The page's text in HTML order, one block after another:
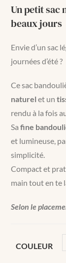
Un petit sac
beaux jours
Envie d’un sac
journées d’été ?
Ce sac
naturel et un
rendu à la fois
Safine
et lumineuse,
simplicité.
Compact et
main tout en te
Selon le
COULEUR